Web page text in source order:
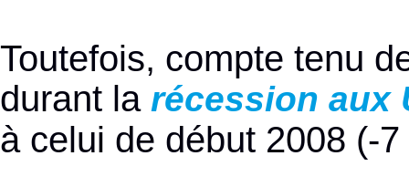
Toutefois, compte tenu
durant la récession aux
à celui de début 2008 (-